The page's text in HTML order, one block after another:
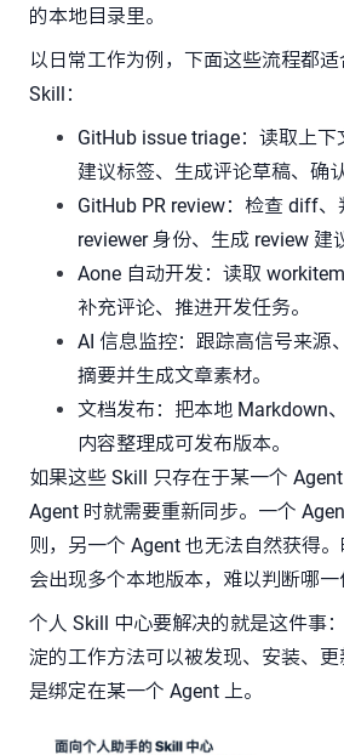
的本地目录里。
以日常工作为例，下面这些流程都
Skill：
GitHub issue triage：读取上下
建议标签、生成评论草稿、确
GitHub PR review：检查 diff
reviewer 身份、生成 review 建
Aone 自动开发：读取 workitem
补充评论、推进开发任务。
AI 信息监控：跟踪高信号来源
摘要并生成文章素材。
文档发布：把本地 Markdown
内容整理成可发布版本。
如果这些 Skill 只存在于某一个
Agent 时就需要重新同步。一个
则，另一个 Agent 也无法自然获得
会出现多个本地版本，难以判断哪一
个人 Skill 中心要解决的就是这件事
淀的工作方法可以被发现、安装、
是绑定在某一个 Agent 上。